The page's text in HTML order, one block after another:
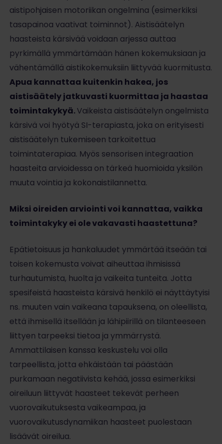
aistipohjaisen motoriikan ongelmina (esimerkiksi
tasapainoa vaativat toiminnot). Aistisäätelyn
haasteista kärsivää voidaan arjessa auttaa
pyrkimällä ymmärtämään hänen kokemuksiaan ja
vähentämällä aistikokemuksiin liittyvää kuormitusta.
Apua kannattaa kuitenkin hakea, jos
aistisäätely jatkuvasti kuormittaa ja haastaa
toimintakykyä.Vaikeista aistisäätelyn ongelmista
kärsivä voi hyötyä SI-terapiasta, joka on erityisesti
aistisäätelyn tukemiseen tarkoitettua
toimintaterapiaa. Myös sensorisen integraation
haasteita arvioidessa on tärkeä huomioida yksilön
muuta vointia ja kokonaistilannetta.
Miksi oireiden arviointi voi kannattaa, vaikka
toimintakyky ei ole vakavasti haastettuna?
Epätietoisuus ja hankaluudet ymmärtää itseään tai
toisen kokemusta voivat aiheuttaa ihmisissä
turhautumista, huolta ja vaikeita tunteita. Jotta
spesifeistä haasteista kärsivä henkilö ei näyttäytyisi
ns. muuten vain vaikeana tapauksena, on oleellista,
että ihmisellä itsellään ja lähipiirillä on tilanteeseen
liittyen tarpeeksi tietoa ja ymmärrystä.
Ammattilaisen kanssa keskustelu voi olla
tarpeellista, jotta ehkäistään tai päästään
purkamaan negatiivista kehää, jossa esimerkiksi
oireiluun liittyvät haasteet tekevät perheen
vuorovaikutuksesta vaikeampaa, ja
vuorovaikutusdynamiikan haasteet puolestaan
lisäävät oireilua.